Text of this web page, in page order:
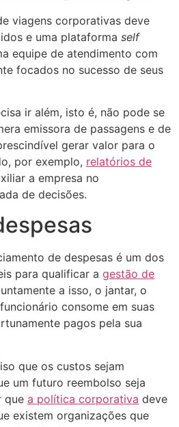
viagens corporativas deve
e uma plataforma self
equipe de atendimento com
focados no sucesso de seus
ir além, isto é, não pode se
emissora de passagens e de
gerar valor para o
por exemplo, relatórios de
a empresa no
de decisões.
de despesas é um dos
para qualificar a gestão de
a isso, o jantar, o
consome em suas
pagos pela sua
que os custos sejam
um futuro reembolso seja
que a política corporativa deve
existem organizações que